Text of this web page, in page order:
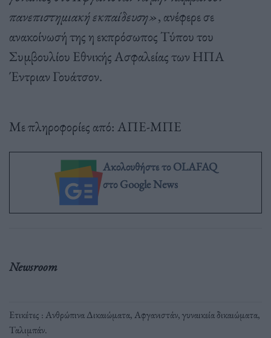
πανεπιστημιακή εκπαίδευση», ανέφερε σε
ανακοίνωσή της η εκπρόσωπος Τύπου του
Συμβουλίου Εθνικής Ασφαλείας των ΗΠΑ
Έντριαν Γουάτσον.
Με πληροφορίες από: ΑΠΕ-ΜΠΕ
Ακολουθήστε το OLAFAQ
στο Google News
Newsroom
Ετικέτες :Ανθρώπινα Δικαιώματα,Αφγανιστάν,γυναικεία δικαιώματα,
Ταλιμπάν.